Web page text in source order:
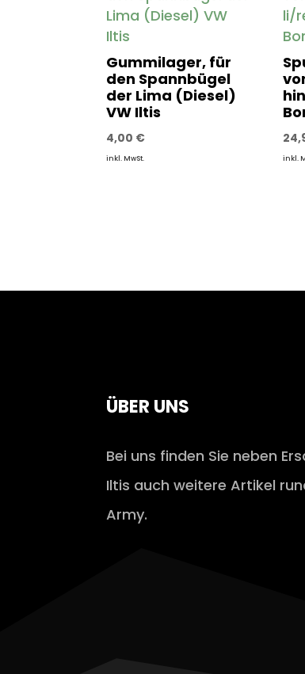
Gummilager, für
den Spannbügel
der Lima (Diesel)
VW Iltis
4,00 €
inkl. MwSt. inkl.
ÜBER UNS
Bei uns finden Sie neben
Iltis auch weitere Artikel
Army.